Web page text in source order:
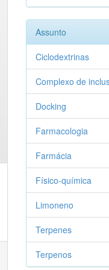
Assunto
Ciclodextrinas
Complexo de
Docking
Farmacologia
Farmácia
Físico-química
Limoneno
Terpenes
Terpenos